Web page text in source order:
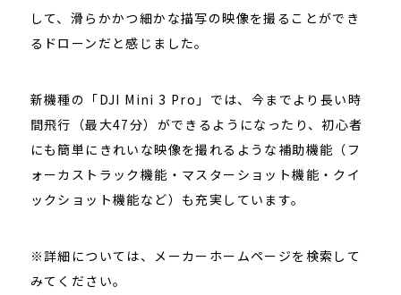
して、滑らかかつ細かな描写の映像を撮ることができ
るドローンだと感じました。
新機種の「DJI Mini 3 Pro」では、今までより長い時
間飛行（最大47分）ができるようになったり、初心者
にも簡単にきれいな映像を撮れるような補助機能（フ
ォーカストラック機能・マスターショット機能・クイ
ックショット機能など）も充実しています。
※詳細については、メーカーホームページを検索して
みてください。